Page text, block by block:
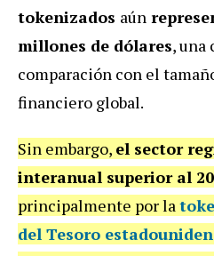
tokenizados aún
millones de dólares, una
comparación con el
financiero global.
Sin embargo, el sector
interanual superior al
principalmente por la
del Tesoro